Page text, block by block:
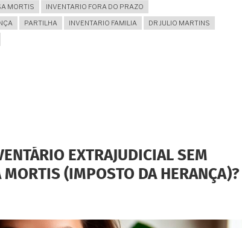
MORTIS
INVENTARIO FORA DO PRAZO
PARTILHA INVENTARIO FAMILIA
DR JULIO MARTINS
EXTRAJUDICIAL SEM
MORTIS (IMPOSTO DA HERANÇA)?